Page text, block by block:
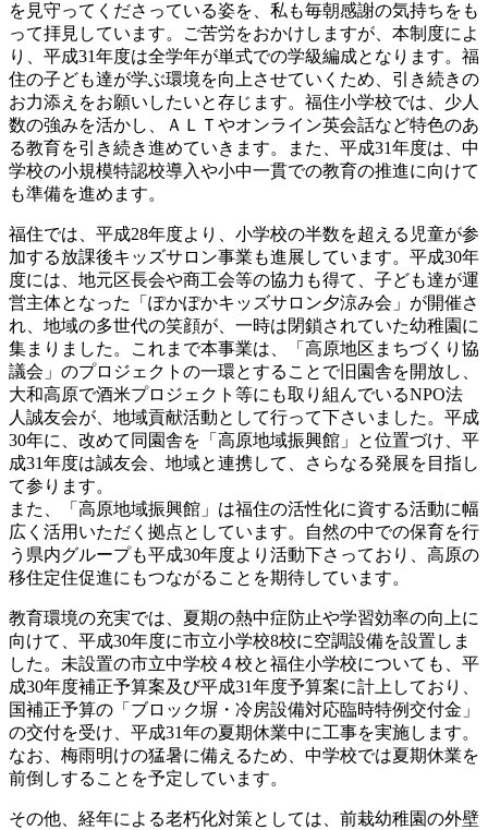
を見守ってくださっている姿を、私も毎朝感謝の気持ちをも
って拝見しています。ご苦労をおかけしますが、本制度によ
り、平成31年度は全学年が単式での学級編成となります。福
住の子ども達が学ぶ環境を向上させていくため、引き続きの
お力添えをお願いしたいと存じます。福住小学校では、少人
数の強みを活かし、ＡＬＴやオンライン英会話など特色のあ
る教育を引き続き進めていきます。また、平成31年度は、中
学校の小規模特認校導入や小中一貫での教育の推進に向けて
も準備を進めます。
福住では、平成28年度より、小学校の半数を超える児童が参
加する放課後キッズサロン事業も進展しています。平成30年
度には、地元区長会や商工会等の協力も得て、子ども達が運
営主体となった「ぽかぽかキッズサロン夕涼み会」が開催さ
れ、地域の多世代の笑顔が、一時は閉鎖されていた幼稚園に
集まりました。これまで本事業は、「高原地区まちづくり協
議会」のプロジェクトの一環とすることで旧園舎を開放し、
大和高原で酒米プロジェクト等にも取り組んでいるNPO法
人誠友会が、地域貢献活動として行って下さいました。平成
30年に、改めて同園舎を「高原地域振興館」と位置づけ、平
成31年度は誠友会、地域と連携して、さらなる発展を目指し
て参ります。
また、「高原地域振興館」は福住の活性化に資する活動に幅
広く活用いただく拠点としています。自然の中での保育を行
う県内グループも平成30年度より活動下さっており、高原の
移住定住促進にもつながることを期待しています。
教育環境の充実では、夏期の熱中症防止や学習効率の向上に
向けて、平成30年度に市立小学校8校に空調設備を設置しま
した。未設置の市立中学校４校と福住小学校についても、平
成30年度補正予算案及び平成31年度予算案に計上しており、
国補正予算の「ブロック塀・冷房設備対応臨時特例交付金」
の交付を受け、平成31年の夏期休業中に工事を実施します。
なお、梅雨明けの猛暑に備えるため、中学校では夏期休業を
前倒しすることを予定しています。
その他、経年による老朽化対策としては、前栽幼稚園の外壁